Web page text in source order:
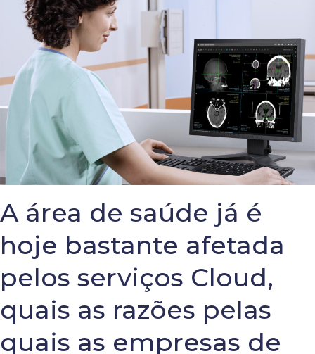
A área de saúde já é
hoje bastante afetada
pelos serviços Cloud,
quais as razões pelas
quais as empresas de